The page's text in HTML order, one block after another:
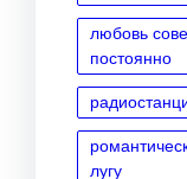
любовь
постоянно
лугу